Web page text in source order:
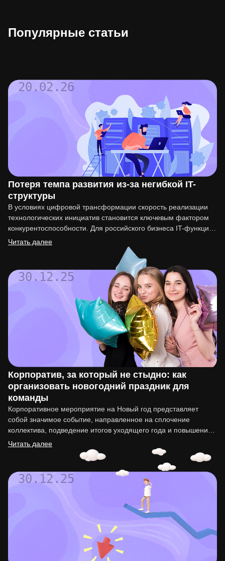
Популярные статьи
20.02.26
Потеря темпа развития из-за негибкой IT-
структуры
В условиях цифровой трансформации скорость реализации
технологических инициатив становится ключевым фактором
конкурентоспособности. Для российского бизнеса IT-функция
перестала быть вспомогательной. Она напрямую влияет на
Читать далее
30.12.25
Корпоратив, за который не стыдно: как
организовать новогодний праздник для
команды
Корпоративное мероприятие на Новый год представляет
собой значимое событие, направленное на сплочение
коллектива, подведение итогов уходящего года и повышение
мотивации сотрудников. Организация такого праздника…
Читать далее
30.12.25